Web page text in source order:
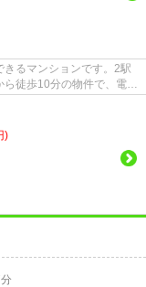
るマンションです。2駅
徒歩10分の物件で、電車
)